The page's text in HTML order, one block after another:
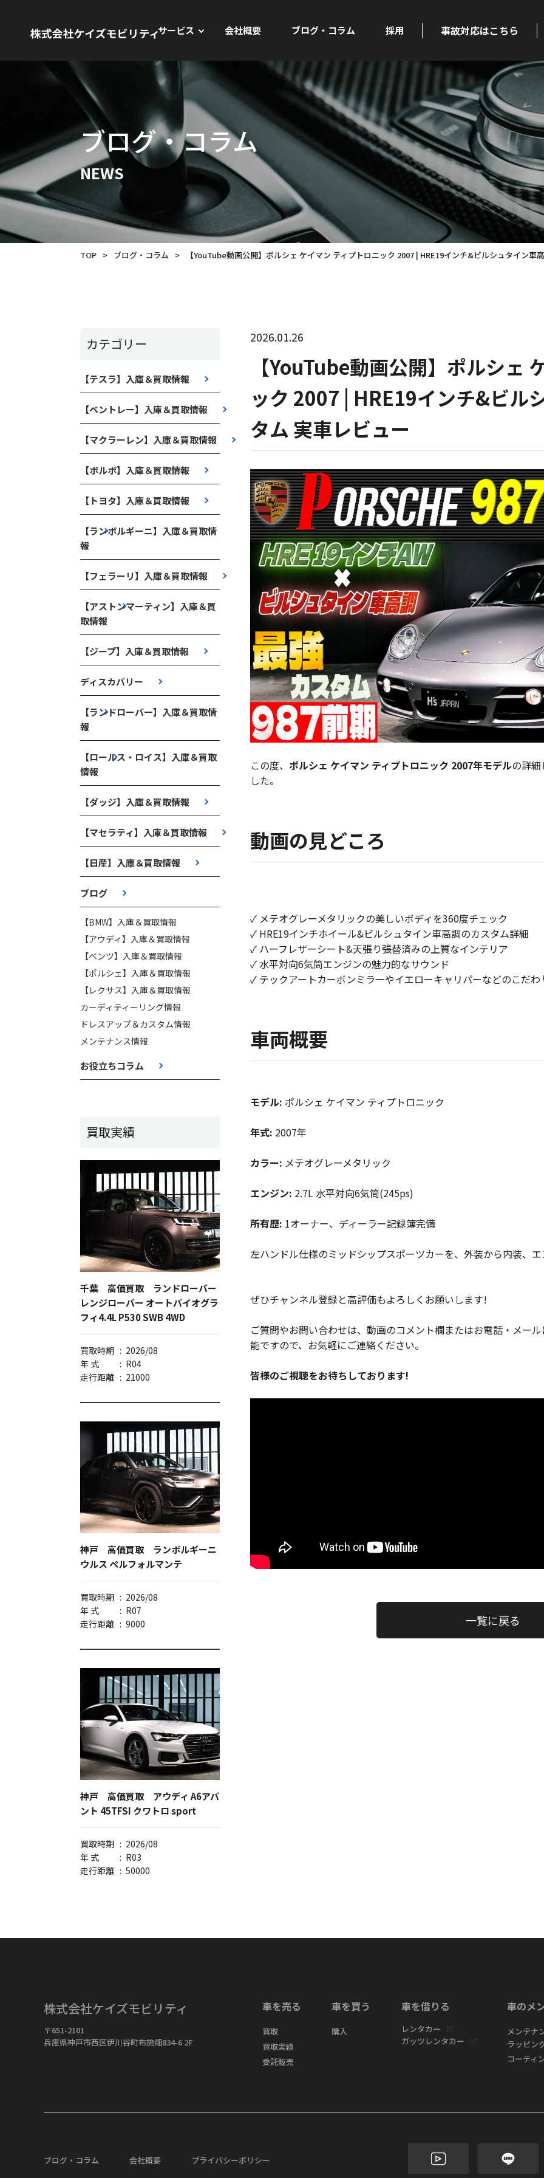
サービス 会社概要 ブログ・コラム 採用 事故対応はこちら
ブログ・コラム
NEWS
TOP > ブログ・コラム > 【YouTube動画公開】ポルシェ ケイマン ティプトロニック 2007 | HRE19インチ&ビルシュタイン車
カテゴリー
【テスラ】入庫＆買取情報
【ベントレー】入庫＆買取情報
【マクラーレン】入庫＆買取情報
【ボルボ】入庫＆買取情報
【トヨタ】入庫＆買取情報
【ランボルギーニ】入庫＆買取情
報
【フェラーリ】入庫＆買取情報
【アストンマーティン】入庫＆買
取情報
【ジープ】入庫＆買取情報
ディスカバリー
【ランドローバー】入庫＆買取情
報
【ロールス・ロイス】入庫＆買取
情報
【ダッジ】入庫＆買取情報
【マセラティ】入庫＆買取情報
【日産】入庫＆買取情報
ブログ
【BMW】入庫＆買取情報
【アウディ】入庫＆買取情報
【ベンツ】入庫＆買取情報
【ポルシェ】入庫＆買取情報
【レクサス】入庫＆買取情報
カーディティーリング情報
ドレスアップ＆カスタム情報
メンテナンス情報
お役立ちコラム
買取実績
千葉 高価買取 ランドローバー
レンジローバー オートバイオグラ
フィ4.4L P530 SWB 4WD
買取時期 : 2026/08
年 式
: R04
走行距離 : 21000
神戸 高価買取 ランボルギーニ
ウルス ペルフォルマンテ
買取時期 : 2026/08
年 式
: R07
走行距離 : 9000
神戸 高価買取 アウディ A6アバ
ント 45TFSI クワトロ sport
買取時期 : 2026/08
年 式
: R03
走行距離 : 50000
2026.01.26
【YouTube動画公開】ポルシェ
ック 2007 | HRE19インチ&ビル
タム 実車レビュー
この度、 ポルシェ ケイマン ティプトロニック 2007年モデルの詳
した。
動画の見どころ
✓ メテオグレーメタリックの美しいボディを360度チェック
✓ HRE19インチホイール&ビルシュタイン車高調のカスタム詳細
✓ ハーフレザーシート&天張り張替済みの上質なインテリア
✓ 水平対向6気筒エンジンの魅力的なサウンド
✓ テックアートカーボンミラーやイエローキャリパーなどのこだわ
車両概要
モデル: ポルシェ ケイマン ティプトロニック
年式: 2007年
カラー: メテオグレーメタリック
エンジン: 2.7L 水平対向6気筒(245ps)
所有歴: 1オーナー、ディーラー記録簿完備
左ハンドル仕様のミッドシップスポーツカーを、外装から内装、
ぜひチャンネル登録と高評価もよろしくお願いします!
ご質問やお問い合わせは、動画のコメント欄またはお電話・メー
能ですので、お気軽にご連絡ください。
皆様のご視聴をお待ちしております!
一覧に戻る
株式会社ケイズモビリティ
〒651-2101
兵庫県神戸市西区伊川谷町布施畑834-6 2F
車を売る
買取
買取実績
委託販売
車を買う
購入
車を借りる
レンタカー
ガッツレンタカー
車のメ
メンテナ
ラッピン
コーティ
ブログ・コラム 会社概要 プライバシーポリシー